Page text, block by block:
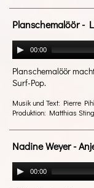
Planschemalöör -
00:00
Planschemalöör
Surf-Pop.
Musik und Text: Pierre
Produktion: Matthias
Nadine Weyer -
00:00